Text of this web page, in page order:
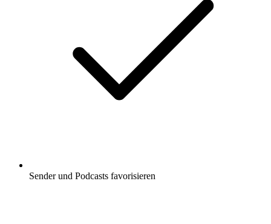
Sender und Podcasts favorisieren